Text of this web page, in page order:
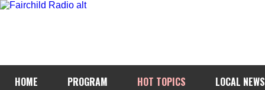
HOME PROGRAM HOT TOPICS
LOCAL NEWS